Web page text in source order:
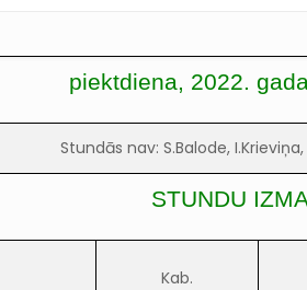
piektdiena, 2022.
Stundās nav: S.Balode,
STUNDU
Kab.